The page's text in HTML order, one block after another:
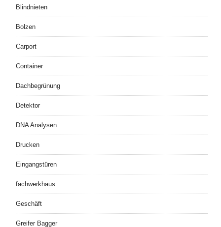
Blindnieten
Bolzen
Carport
Container
Dachbegrünung
Detektor
DNA Analysen
Drucken
Eingangstüren
fachwerkhaus
Geschäft
Greifer Bagger